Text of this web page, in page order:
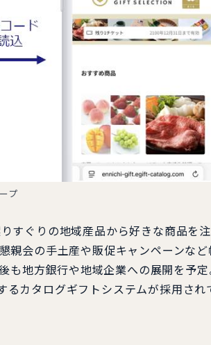
プ
すぐりの地域産品から好きな商品を
親会の手土産や販促キャンペーンなど
地方銀行や地域企業への展開を予定
カタログギフトシステムが採用され